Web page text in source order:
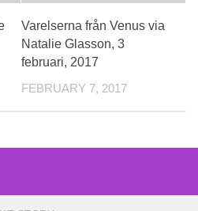
Varelserna från Venus via
Natalie Glasson, 3
februari, 2017
FEBRUARY 7, 2017